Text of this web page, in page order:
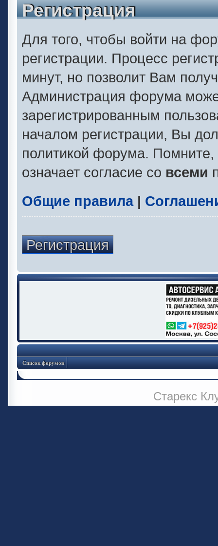
Регистрация
Для того, чтобы войти на
регистрации. Процесс
минут, но позволит Вам
Администрация форума
зарегистрированным
началом регистрации, Вы
политикой форума.
означает согласие со всеми
Общие правила|
Регистрация
Список форумов
Старекс